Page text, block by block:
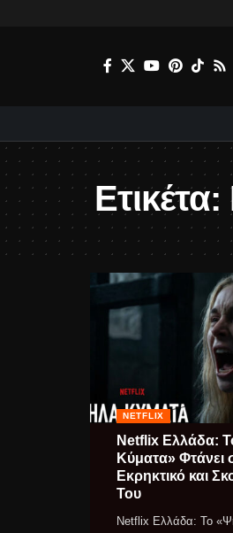
Ετικέτα:
NETFLIX
Netflix Ελλάδα:
Κύματα» Φτάνει
Εκρηκτικό και
Του
Netflix Ελλάδα: Το